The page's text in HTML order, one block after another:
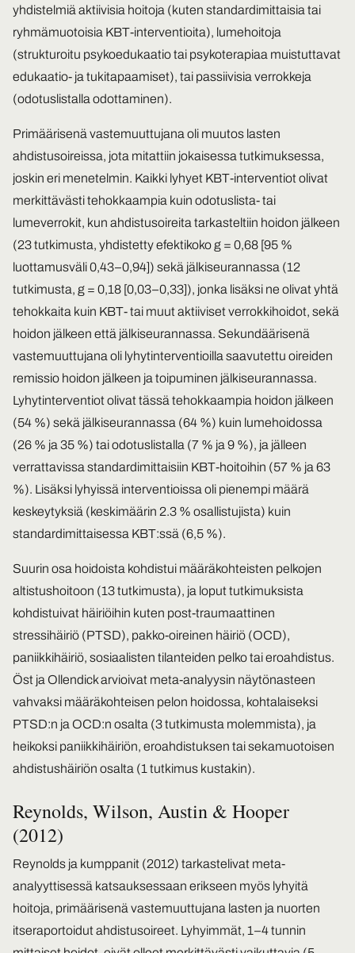
yhdistelmiä aktiivisia hoitoja (kuten standardimittaisia tai
ryhmämuotoisia KBT-interventioita), lumehoitoja
(strukturoitu psykoedukaatio tai psykoterapiaa muistuttavat
edukaatio- ja tukitapaamiset), tai passiivisia verrokkeja
(odotuslistalla odottaminen).
Primäärisenä vastemuuttujana oli muutos lasten
ahdistusoireissa, jota mitattiin jokaisessa tutkimuksessa,
joskin eri menetelmin. Kaikki lyhyet KBT-interventiot olivat
merkittävästi tehokkaampia kuin odotuslista- tai
lumeverrokit, kun ahdistusoireita tarkasteltiin hoidon jälkeen
(23 tutkimusta, yhdistetty efektikoko g = 0,68 [95 %
luottamusväli 0,43–0,94]) sekä jälkiseurannassa (12
tutkimusta, g = 0,18 [0,03–0,33]), jonka lisäksi ne olivat yhtä
tehokkaita kuin KBT- tai muut aktiiviset verrokkihoidot, sekä
hoidon jälkeen että jälkiseurannassa. Sekundäärisenä
vastemuuttujana oli lyhytinterventioilla saavutettu oireiden
remissio hoidon jälkeen ja toipuminen jälkiseurannassa.
Lyhytinterventiot olivat tässä tehokkaampia hoidon jälkeen
(54 %) sekä jälkiseurannassa (64 %) kuin lumehoidossa
(26 % ja 35 %) tai odotuslistalla (7 % ja 9 %), ja jälleen
verrattavissa standardimittaisiin KBT-hoitoihin (57 % ja 63
%). Lisäksi lyhyissä interventioissa oli pienempi määrä
keskeytyksiä (keskimäärin 2.3 % osallistujista) kuin
standardimittaisessa KBT:ssä (6,5 %).
Suurin osa hoidoista kohdistui määräkohteisten pelkojen
altistushoitoon (13 tutkimusta), ja loput tutkimuksista
kohdistuivat häiriöihin kuten post-traumaattinen
stressihäiriö (PTSD), pakko-oireinen häiriö (OCD),
paniikkihäiriö, sosiaalisten tilanteiden pelko tai eroahdistus.
Öst ja Ollendick arvioivat meta-analyysin näytönasteen
vahvaksi määräkohteisen pelon hoidossa, kohtalaiseksi
PTSD:n ja OCD:n osalta (3 tutkimusta molemmista), ja
heikoksi paniikkihäiriön, eroahdistuksen tai sekamuotoisen
ahdistushäiriön osalta (1 tutkimus kustakin).
Reynolds, Wilson, Austin & Hooper
(2012)
Reynolds ja kumppanit (2012) tarkastelivat meta-
analyyttisessä katsauksessaan erikseen myös lyhyitä
hoitoja, primäärisenä vastemuuttujana lasten ja nuorten
itseraportoidut ahdistusoireet. Lyhyimmät, 1–4 tunnin